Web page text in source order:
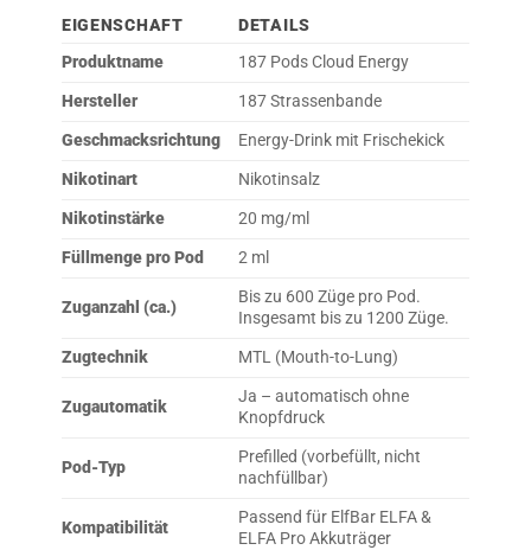
EIGENSCHAFT
DETAILS
Produktname
187 Pods Cloud Energy
Hersteller
187 Strassenbande
Geschmacksrichtung
Energy-Drink mit Frischekick
Nikotinart
Nikotinsalz
Nikotinstärke
20 mg/ml
Füllmenge pro Pod
2 ml
Zuganzahl (ca.)
Bis zu 600 Züge pro Pod.
Insgesamt bis zu 1200 Züge.
Zugtechnik
MTL (Mouth-to-Lung)
Zugautomatik
Ja – automatisch ohne
Knopfdruck
Pod-Typ
Prefilled (vorbefüllt, nicht
nachfüllbar)
Kompatibilität
Passend für ElfBar ELFA &
ELFA Pro Akkuträger